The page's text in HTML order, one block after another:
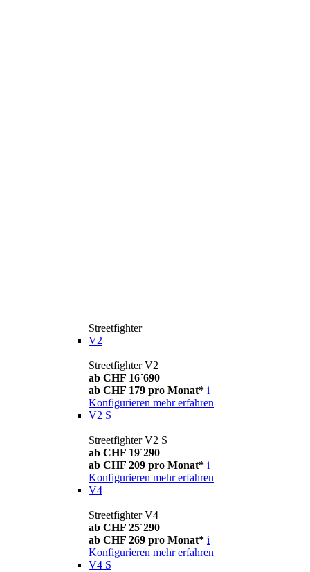
Streetfighter
V2
Streetfighter V2
ab CHF 16´690
ab CHF 179 pro Monat* i
Konfigurieren mehr erfahren
V2 S
Streetfighter V2 S
ab CHF 19´290
ab CHF 209 pro Monat* i
Konfigurieren mehr erfahren
V4
Streetfighter V4
ab CHF 25´290
ab CHF 269 pro Monat* i
Konfigurieren mehr erfahren
V4 S